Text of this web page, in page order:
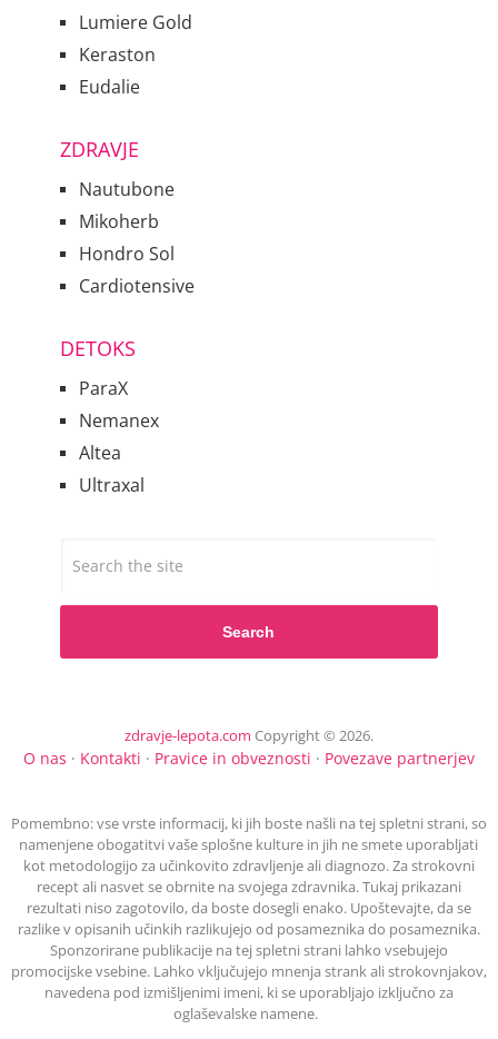
Lumiere Gold
Keraston
Eudalie
ZDRAVJE
Nautubone
Mikoherb
Hondro Sol
Cardiotensive
DETOKS
ParaX
Nemanex
Altea
Ultraxal
Search
zdravje-lepota.com Copyright © 2026.
O nas · Kontakti · Pravice in obveznosti · Povezave partnerjev
Pomembno: vse vrste informacij, ki jih boste našli na tej spletni strani, so
namenjene obogatitvi vaše splošne kulture in jih ne smete uporabljati
kot metodologijo za učinkovito zdravljenje ali diagnozo. Za strokovni
recept ali nasvet se obrnite na svojega zdravnika. Tukaj prikazani
rezultati niso zagotovilo, da boste dosegli enako. Upoštevajte, da se
razlike v opisanih učinkih razlikujejo od posameznika do posameznika.
Sponzorirane publikacije na tej spletni strani lahko vsebujejo
promocijske vsebine. Lahko vključujejo mnenja strank ali strokovnjakov,
navedena pod izmišljenimi imeni, ki se uporabljajo izključno za
oglaševalske namene.